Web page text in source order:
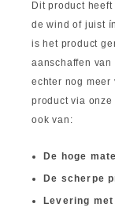
Dit product
de wind of juist
is het product
aanschaffen
echter nog
product via
ook van:
De hoge
De scherpe
Levering